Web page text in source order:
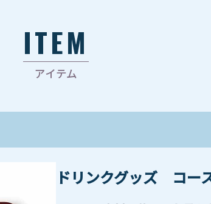
ITEM
アイテム
ドリンクグッズ コー